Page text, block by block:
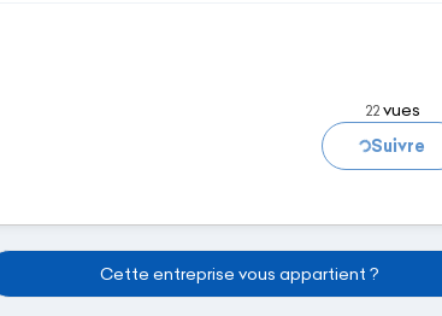
22vues
Chargement...
Suivre
Cette entreprise vous appartient ?